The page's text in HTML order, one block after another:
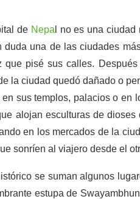
de Nepa l no es una
una de las ciudades
que pisé sus calles.
la ciudad quedó dañado o
sus templos, palacios o en
alojan esculturas de
en los mercados de la
sonríen al viajero desde el
se suman algunos
estupa de